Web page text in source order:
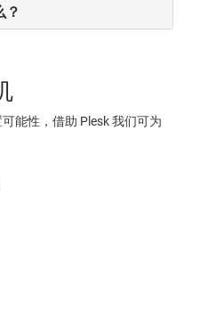
？
能性，借助 Plesk 我们可为